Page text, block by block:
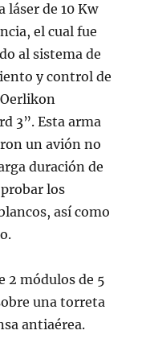
láser de 10 Kw
el cual fue
al sistema de
y control de
3”. Esta arma
un avión no
duración de
los
así como
2 módulos de 5
una torreta
antiaérea.